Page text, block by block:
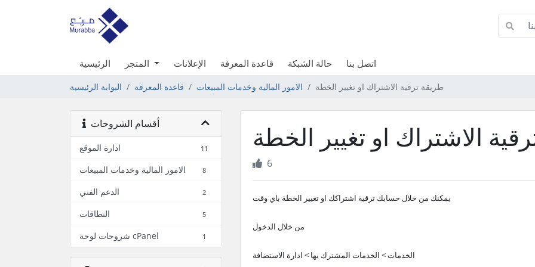
الرئيسية الإعلانات قاعدة المعرفة حالة الشبكة اتصل بنا
البوابة الرئيسية قاعدة المعرفة الامور المالية وخدمات المبيعات طريقة ترقية الاشتراك او تغيير الخطة
أقسام الشروحات
ادارة الموقع 11
الامور المالية وخدمات المبيعات 8
الدعم الفني 2
النطاقات 5
شروحات لوحة cPanel 1
الاشتراك او تغيير الخطة
6
يمكنك من خلال حسابك ترقية اشتراكك او تغيير الخطة باي وقت
من خلال الدخول
الخدمات > الخدمات المشترك بها > ادارة الاستضافة